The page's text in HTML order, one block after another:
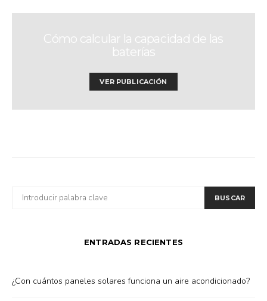
Cómo calcular la capacidad de las
baterías
VER PUBLICACIÓN
POR:
BUSCAR
ENTRADAS RECIENTES
¿Con cuántos paneles solares funciona un aire acondicionado?